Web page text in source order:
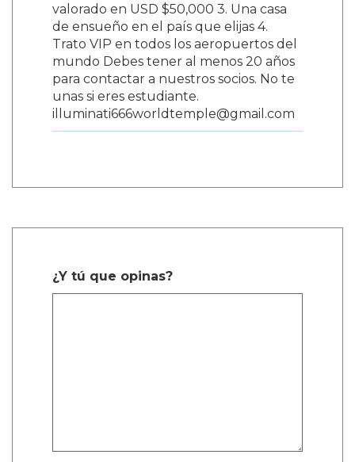
valorado en USD $50,000 3. Una casa
de ensueño en el país que elijas 4.
Trato VIP en todos los aeropuertos del
mundo Debes tener al menos 20 años
para contactar a nuestros socios. No te
unas si eres estudiante.
illuminati666worldtemple@gmail.com
¿Y tú que opinas?